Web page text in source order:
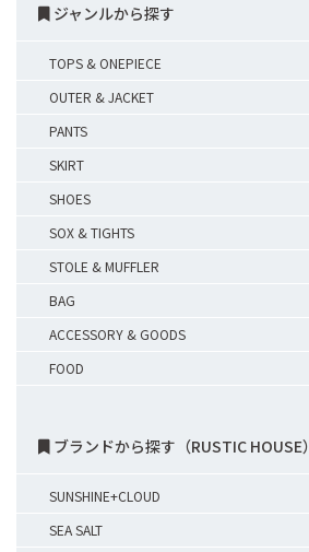
ジャンルから探す
TOPS & ONEPIECE
OUTER & JACKET
PANTS
SKIRT
SHOES
SOX & TIGHTS
STOLE & MUFFLER
BAG
ACCESSORY & GOODS
FOOD
ブランドから探す（RUSTIC HOUSE）
SUNSHINE+CLOUD
SEA SALT